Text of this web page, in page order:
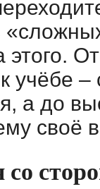
этого.
учёбе
а до
своё
со